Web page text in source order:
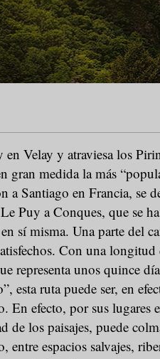
Velay y atraviesa los
gran medida la más
a Santiago en Francia, se
Puy a Conques, que se
sí misma. Una parte del
Con una longitud
representa unos quince
esta ruta puede ser, en
En efecto, por sus lugares
de los paisajes, puede
entre espacios salvajes,